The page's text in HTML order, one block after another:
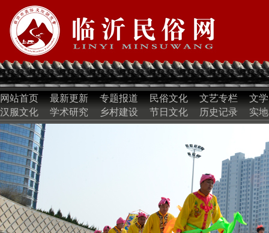
网站首页 最新更新 专题报道 民俗文化 文艺专栏
文
汉服文化
学术研究 乡村建设 节日文化 历史记录 实